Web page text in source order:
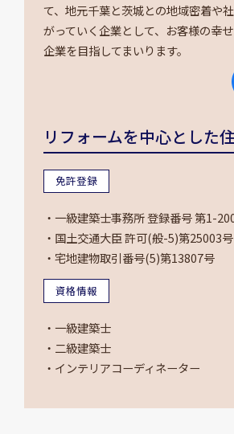
て、地元千葉と茨城との地域密着や
がっていく企業として、お客様の幸
企業を目指してまいります。
リフォームを中心とした
免許登録
・一級建築士事務所 登録番号 第1-
・国土交通大臣 許可(般-5)第25003号
・宅地建物取引番号(5)第13807号
資格情報
・一級建築士
・二級建築士
・インテリアコーディネーター